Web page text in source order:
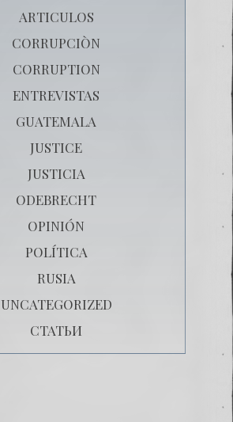
ARTICULOS
CORRUPCIÒN
CORRUPTION
ENTREVISTAS
GUATEMALA
JUSTICE
JUSTICIA
ODEBRECHT
OPINIÓN
POLÍTICA
RUSIA
UNCATEGORIZED
СТАТЬИ